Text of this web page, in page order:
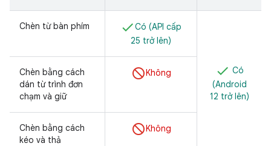
Chèn từ bàn phím
Có (API cấp
25 trở lên)
Có
(Android
12 trở lên)
Chèn bằng cách
dán từ trình đơn
chạm và giữ
Không
Chèn bằng cách
kéo và thả
Không